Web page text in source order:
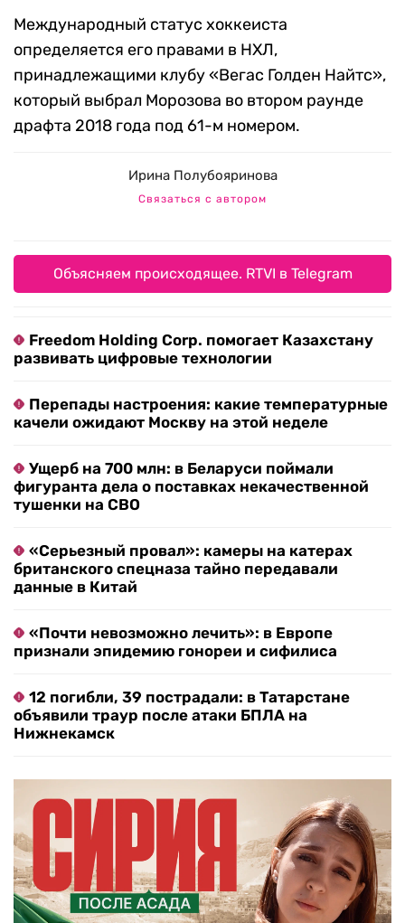
Международный статус хоккеиста
определяется его правами в НХЛ,
принадлежащими клубу «Вегас Голден Найтс»,
который выбрал Морозова во втором раунде
драфта 2018 года под 61-м номером.
Ирина Полубояринова
Связаться с автором
Объясняем происходящее. RTVI в Telegram
Freedom Holding Corp. помогает Казахстану
развивать цифровые технологии
Перепады настроения: какие температурные
качели ожидают Москву на этой неделе
Ущерб на 700 млн: в Беларуси поймали
фигуранта дела о поставках некачественной
тушенки на СВО
«Серьезный провал»: камеры на катерах
британского спецназа тайно передавали
данные в Китай
«Почти невозможно лечить»: в Европе
признали эпидемию гонореи и сифилиса
12 погибли, 39 пострадали: в Татарстане
объявили траур после атаки БПЛА на
Нижнекамск